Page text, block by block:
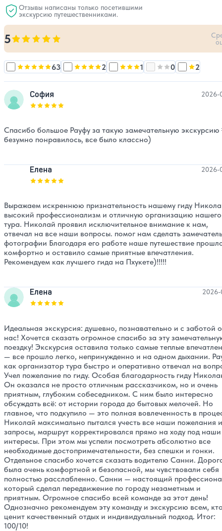
личностями шоу-бизнеса, интернет-блогерами и
инфлюенсерами. Я всегда ориентирован на высочайшее
качество обслуживания и стремлюсь создавать для своих
гостей незабываемые моменты и положительные эмоции!
5Оценка, количество звезд:
Отзывы написаны только посетившими
экскурсию путешественниками.
Оценка, количество звезд: 5
63 Оценка, количество звезд:4
2 Оценка, количество звезд:
1 Оценка,
0 Оценка,
2
София
Оценка, количество звезд:
2026-
Спасибо большое Рауфу за такую замечательную экскурсию
безумно понравилось, все было классно)
Елена
Оценка, количество звезд:
2026-
Выражаем искреннюю признательность нашему гиду
высокий профессионализм и отличную организацию нашего
тура. Николай проявил исключительное внимание к нам,
отвечал на все наши вопросы. помог нам сделать
фотографии Благодаря его работе наше путешествие
комфортно и оставило самые приятные впечатления.
Рекомендуем как лучшего гида на Пхукете)!!!!!
Елена
Оценка, количество звезд:
2026-
Идеальная экскурсия: душевно, познавательно и с заботой о
нас! Хочется сказать огромное спасибо за эту
поездку! Экскурсия оставила только самые теплые
— все прошло легко, непринужденно и на одном дыхании.
как организатор тура быстро и оперативно отвечал на
Учел пожелание по гиду. Особая благодарность гиду
Он оказался не просто отличным рассказчиком, но и очень
приятным, глубоким собеседником. С ним было интересно
обсуждать всё: от истории города до бытовых мелочей. Но
главное, что подкупило — это полная вовлеченность в
Николай максимально пытался учесть все наши пожелания и
запросы, маршрут корректировался прямо на ходу под наши
интересы. При этом мы успели посмотреть абсолютно все
необходимые достопримечательности, без спешки и гонки.
Отдельное спасибо хочется сказать водителю Санни.
была очень комфортной и безопасной, мы чувствовали себя
полностью расслабленно. Санни — настоящий
который сделал передвижение по городу незаметным и
приятным. Огромное спасибо всей команде за этот день!
Однозначно рекомендуем эту команду и экскурсию всем,
ценит качественный отдых и индивидуальный подход. Итог:
100/10!